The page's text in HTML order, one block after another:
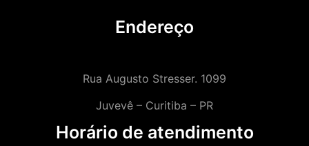
Endereço
Rua Augusto Stresser. 1099
Juvevê – Curitiba – PR
Horário de atendimento